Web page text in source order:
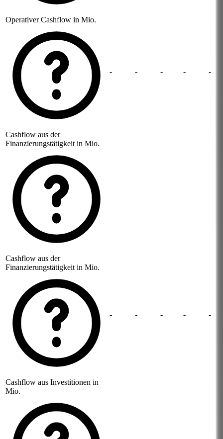
Operativer Cashflow in Mio.
- - - - -
Cashflow aus der
Finanzierungstätigkeit in Mio.
Cashflow aus der
Finanzierungstätigkeit in Mio.
- - - - -
Cashflow aus Investitionen in
Mio.